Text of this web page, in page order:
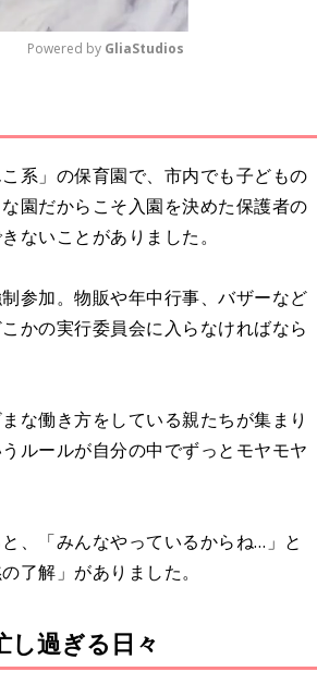
u
t
e
Powered by GliaStudios
系」の保育園で、市内でも子どもの
園だからこそ入園を決めた保護者の
ないことがありました。
参加。物販や年中行事、バザーなど
かの実行委員会に入らなければなら
な働き方をしている親たちが集まり
ルールが自分の中でずっとモヤモヤ
、「みんなやっているからね…」と
了解」がありました。
し過ぎる日々